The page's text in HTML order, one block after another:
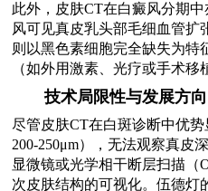
此外，皮肤CT在白癜风分期
风可见真皮乳头部毛细血管扩
则以黑色素细胞完全缺失为特
（如外用激素、光疗或手术移
技术局限性与发展方向
尽管皮肤CT在白斑诊断中优
200-250μm），无法观察真皮
显微镜或光学相干断层扫描（
次皮肤结构的可视化。伍德灯